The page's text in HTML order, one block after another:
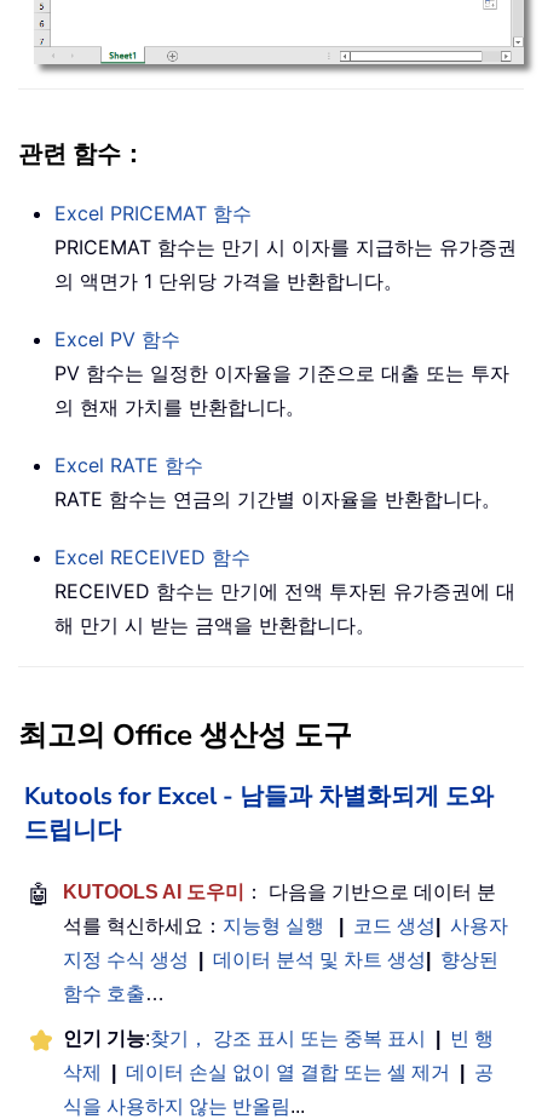
관련 함수：
Excel PRICEMAT 함수
PRICEMAT 함수는 만기 시 이자를 지급하는 유가증권
의 액면가 1 단위당 가격을 반환합니다。
Excel PV 함수
PV 함수는 일정한 이자율을 기준으로 대출 또는 투자
의 현재 가치를 반환합니다。
Excel RATE 함수
RATE 함수는 연금의 기간별 이자율을 반환합니다。
Excel RECEIVED 함수
RECEIVED 함수는 만기에 전액 투자된 유가증권에 대
해 만기 시 받는 금액을 반환합니다。
최고의 Office 생산성 도구
Kutools for Excel - 남들과 차별화되게 도와
드립니다
🤖 KUTOOLS AI 도우미
： 다음을 기반으로 데이터 분
석를 혁신하세요： 지능형 실행 코드 생성
사용자
지정 수식 생성
데이터 분석 및 차트 생성
향상된
함수 호출…
인기 기능:찾기， 강조 표시 또는 중복 표시
빈 행
삭제
데이터 손실 없이 열 결합 또는 셀 제거
공
식을 사용하지 않는 반올림...